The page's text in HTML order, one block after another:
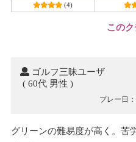
(4)
この
ゴルフ三昧ユーザ
( 60代 男性 )
プレー日
グリーンの難易度が高く。苦